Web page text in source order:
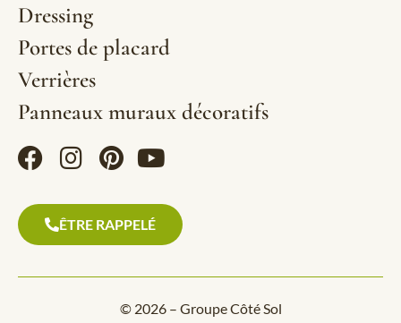
Dressing
Portes de placard
Verrières
Panneaux muraux décoratifs
ÊTRE RAPPELÉ
© 2026 – Groupe Côté Sol